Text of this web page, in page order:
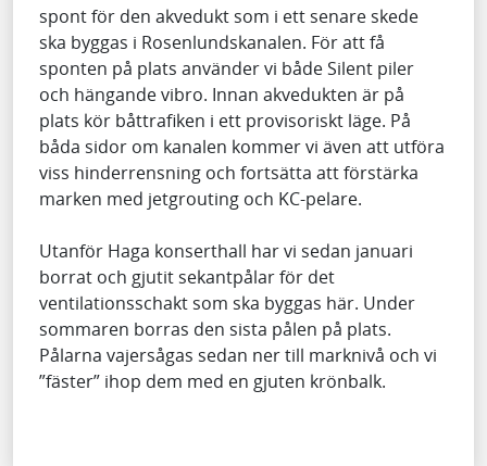
spont för den akvedukt som i ett senare skede
ska byggas i Rosenlundskanalen. För att få
sponten på plats använder vi både Silent piler
och hängande vibro. Innan akvedukten är på
plats kör båttrafiken i ett provisoriskt läge. På
båda sidor om kanalen kommer vi även att utföra
viss hinderrensning och fortsätta att förstärka
marken med jetgrouting och KC-pelare.
Utanför Haga konserthall har vi sedan januari
borrat och gjutit sekantpålar för det
ventilationsschakt som ska byggas här. Under
sommaren borras den sista pålen på plats.
Pålarna vajersågas sedan ner till marknivå och vi
”fäster” ihop dem med en gjuten krönbalk.